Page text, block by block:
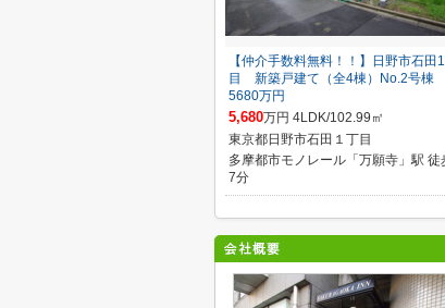
【仲介手数料無料！！】日野市石田
目 新築戸建て（全4棟）No.2号棟
5680万円
5,680万円 4LDK/102.99㎡
東京都日野市石田１丁目
多摩都市モノレール「万願寺」駅 徒
7分